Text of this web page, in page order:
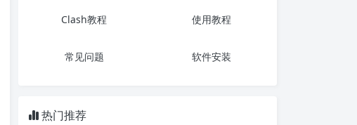
Clash教程 使用教程
常见问题 软件安装
热门推荐